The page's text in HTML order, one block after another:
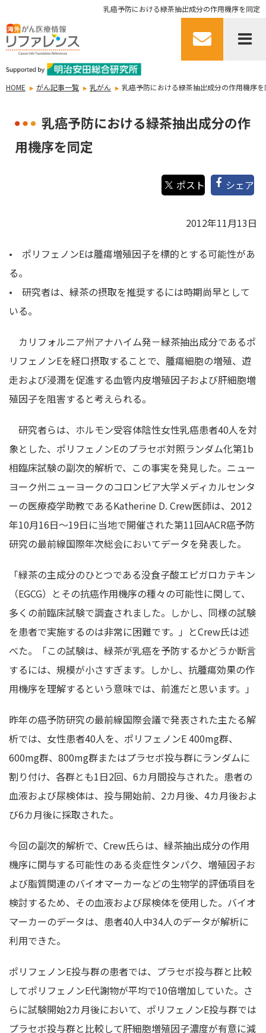
乳癌予防における緑茶抽出成分の作用機序を同定
HOME がん記事一覧 乳がん 乳癌予防における緑茶抽出成分の作用機序を
乳癌予防における緑茶抽出成分の作
用機序を同定
シェア
2012年11月13日
• ポリフェノンEは腫瘍増殖因子を標的とする可能性があ
る。
• 研究者は、緑茶の摂取を推奨するには時期尚早として
いる。
カリフォルニア州アナハイム発－緑茶抽出成分であるポ
リフェノンEを経口摂取することで、腫瘍細胞の増殖、遊
走および浸潤を促進する血管内皮増殖因子および肝細胞増
殖因子を阻害すると考えられる。
研究者らは、ホルモン受容体陰性女性乳癌患者40人を対
象とした、ポリフェノンEのプラセボ対照ランダム化第1b
相臨床試験の副次的解析で、この事実を発見した。ニュー
ヨーク州ニューヨークのコロンビア大学メディカルセンタ
ーの医療疫学助教であるKatherine D. Crew医師は、2012
年10月16日～19日に当地で開催された第11回AACR癌予防
研究の最前線国際年次総会においてデータを発表した。
「緑茶の主成分のひとつである没食子酸エピガロカテキン
（EGCG）とその抗癌作用機序の種々の可能性に関して、
多くの前臨床試験で調査されました。しかし、同様の試験
を患者で実施するのは非常に困難です。」とCrew氏は述
べた。「この試験は、緑茶が乳癌を予防するかどうか断言
するには、規模が小さすぎます。しかし、抗腫瘍効果の作
用機序を理解するという意味では、前進だと思います。」
昨年の癌予防研究の最前線国際会議で発表された主たる解
析では、女性患者40人を、ポリフェノンE 400mg群、
600mg群、800mg群またはプラセボ投与群にランダムに
割り付け、各群とも1日2回、6カ月間投与された。患者の
血液および尿検体は、投与開始前、2カ月後、4カ月後およ
び6カ月後に採取された。
今回の副次的解析で、Crew氏らは、緑茶抽出成分の作用
機序に関与する可能性のある炎症性タンパク、増殖因子お
よび脂質関連のバイオマーカーなどの生物学的評価項目を
検討するため、その血液および尿検体を使用した。バイオ
マーカーのデータは、患者40人中34人のデータが解析に
利用できた。
ポリフェノンE投与群の患者では、プラセボ投与群と比較
してポリフェノンE代謝物が平均で10倍増加していた。さ
らに試験開始2カ月後において、ポリフェノンE投与群では
プラセボ投与群と比較して肝細胞増殖因子濃度が有意に減